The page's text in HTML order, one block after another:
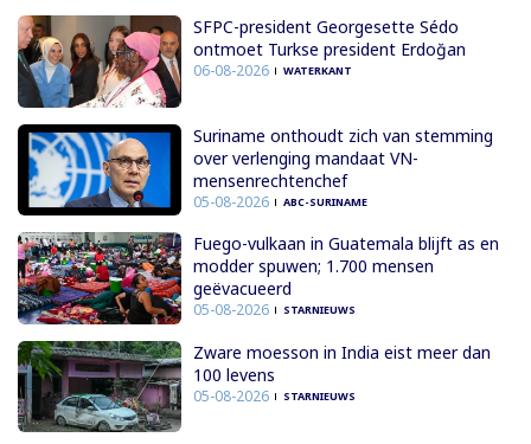
SFPC-president Georgesette Sédo
ontmoet Turkse president Erdoğan
06-08-2026 WATERKANT
Suriname onthoudt zich van stemming
over verlenging mandaat VN-
mensenrechtenchef
05-08-2026 ABC-SURINAME
Fuego-vulkaan in Guatemala blijft as en
modder spuwen; 1.700 mensen
geëvacueerd
05-08-2026 STARNIEUWS
Zware moesson in India eist meer dan
100 levens
05-08-2026 STARNIEUWS